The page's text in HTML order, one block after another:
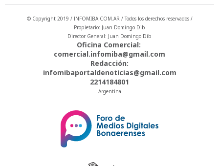
© Copyright 2019 / INFOMIBA.COM.AR / Todos los derechos reservados /
Propietario: Juan Domingo Dib
Director General: Juan Domingo Dib
Oficina Comercial:
comercial.infomiba@gmail.com
Redacción:
infomibaportaldenoticias@gmail.com
2214184801
Argentina